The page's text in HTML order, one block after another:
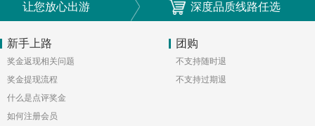
让您放心出游 深度品质线路任选
新手上路
奖金返现相关问题
奖金提现流程
什么是点评奖金
如何注册会员
团购
不支持随时退
不支持过期退